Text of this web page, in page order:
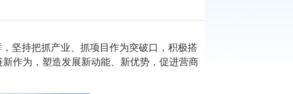
坚持把抓产业、抓项目作为突破口，积极搭
作为，塑造发展新动能、新优势，促进营商